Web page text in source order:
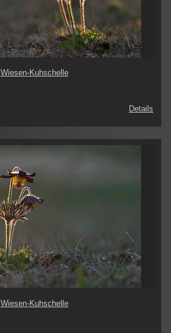
Wiesen-Kuhschelle
Details
Wiesen-Kuhschelle